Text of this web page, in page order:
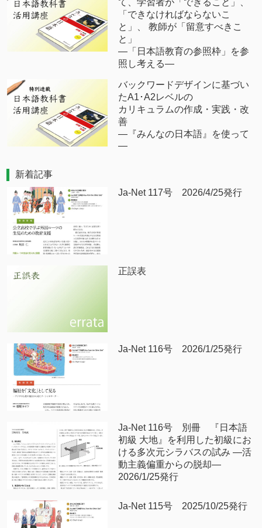
て、学習者が「できること」、
「できなければならないこ
と」、 教師が「留意すべきこ
と」
―「日本語教育の参照枠」を参
照し考える―
バックワードデザインに基づい
たA1･A2レベルの
カリキュラムの作成・実践・改
善
―『みんなの日本語』を使って
―
新着記事
Ja-Net 117号 2026/4/25発行
正誤表
Ja-Net 116号 2026/1/25発行
Ja-Net 116号 別冊 『日本語
初級 大地』を利用した初級にお
ける多次元シラバスの試み —活
動主義偏重からの脱却—
2026/1/25発行
Ja-Net 115号 2025/10/25発行